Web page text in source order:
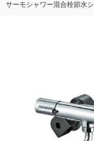
サーモシャワー混合栓節水